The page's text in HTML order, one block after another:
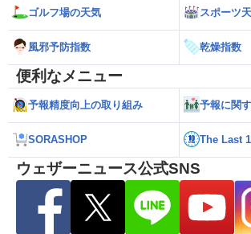
ゴルフ場の天気 スポーツ
風邪予防指数 乾燥指数
便利なメニュー
予報精度向上の取り組み 予報に関
SORASHOP The Last
ウェザーニュース公式SNS